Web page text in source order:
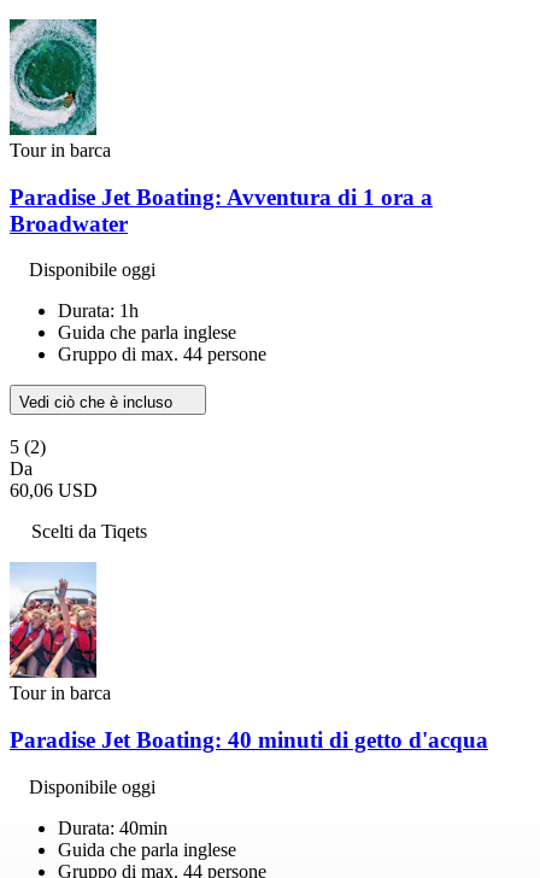
Tour in barca
Paradise Jet Boating: Avventura di 1 ora a
Broadwater
Disponibile oggi
Durata: 1h
Guida che parla inglese
Gruppo di max. 44 persone
Vedi ciò che è incluso
5 (2)
Da
60,06 USD
Scelti da Tiqets
Tour in barca
Paradise Jet Boating: 40 minuti di getto d'acqua
Disponibile oggi
Durata: 40min
Guida che parla inglese
Gruppo di max. 44 persone